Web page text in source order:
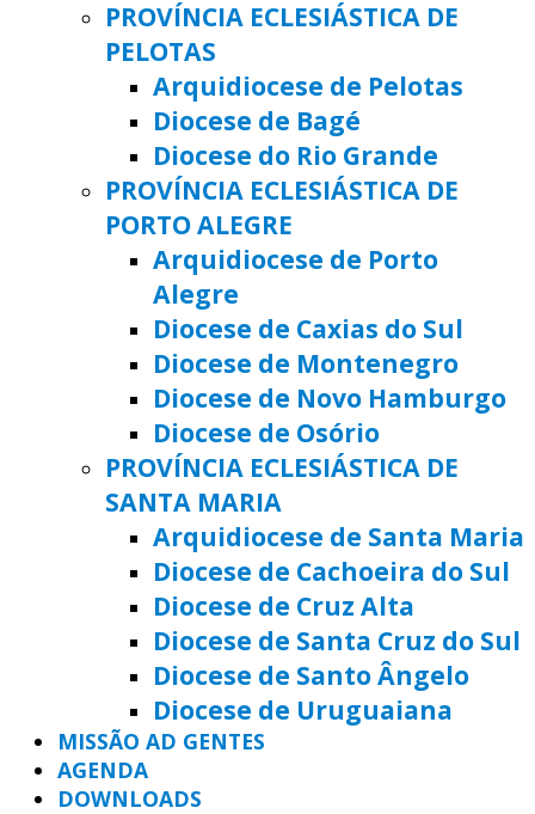
PROVÍNCIA ECLESIÁSTICA DE
PELOTAS
Arquidiocese de Pelotas
Diocese de Bagé
Diocese do Rio Grande
PROVÍNCIA ECLESIÁSTICA DE
PORTO ALEGRE
Arquidiocese de Porto
Alegre
Diocese de Caxias do Sul
Diocese de Montenegro
Diocese de Novo Hamburgo
Diocese de Osório
PROVÍNCIA ECLESIÁSTICA DE
SANTA MARIA
Arquidiocese de Santa Maria
Diocese de Cachoeira do Sul
Diocese de Cruz Alta
Diocese de Santa Cruz do Sul
Diocese de Santo Ângelo
Diocese de Uruguaiana
MISSÃO AD GENTES
AGENDA
DOWNLOADS